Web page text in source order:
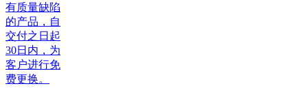
有质量缺陷
的产品，自
交付之日起
30日内，为
客户进行免
费更换。